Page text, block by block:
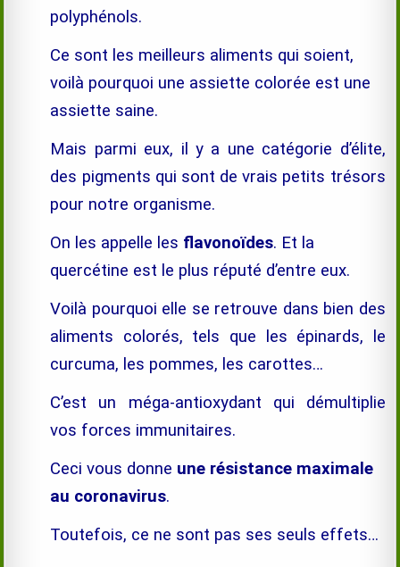
polyphénols.
Ce sont les meilleurs aliments qui soient,
voilà pourquoi une assiette colorée est une
assiette saine.
Mais parmi eux, il y a une catégorie d’élite,
des pigments qui sont de vrais petits trésors
pour notre organisme.
On les appelle les flavonoïdes. Et la
quercétine est le plus réputé d’entre eux.
Voilà pourquoi elle se retrouve dans bien des
aliments colorés, tels que les épinards, le
curcuma, les pommes, les carottes…
C’est un méga-antioxydant qui démultiplie
vos forces immunitaires.
Ceci vous donne une résistance maximale
au coronavirus.
Toutefois, ce ne sont pas ses seuls effets…